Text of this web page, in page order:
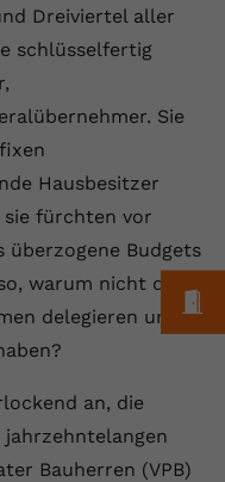
Dreiviertel aller
schlüsselfertig
Sie
Hausbesitzer
sie fürchten vor
überzogene Budgets
warum nicht die
delegieren und
an, die
Bauherren (VPB)
Ihre Consent-
anderem eine
ID, für die
falls der
dies eingestellt
verwendet, um die
und statistische
Nutzung der
für das
verwendet, um
auf unserer
anzeigen
anzubieten.
Cookie, um
zu sammeln,
auf der Website
anzeigen